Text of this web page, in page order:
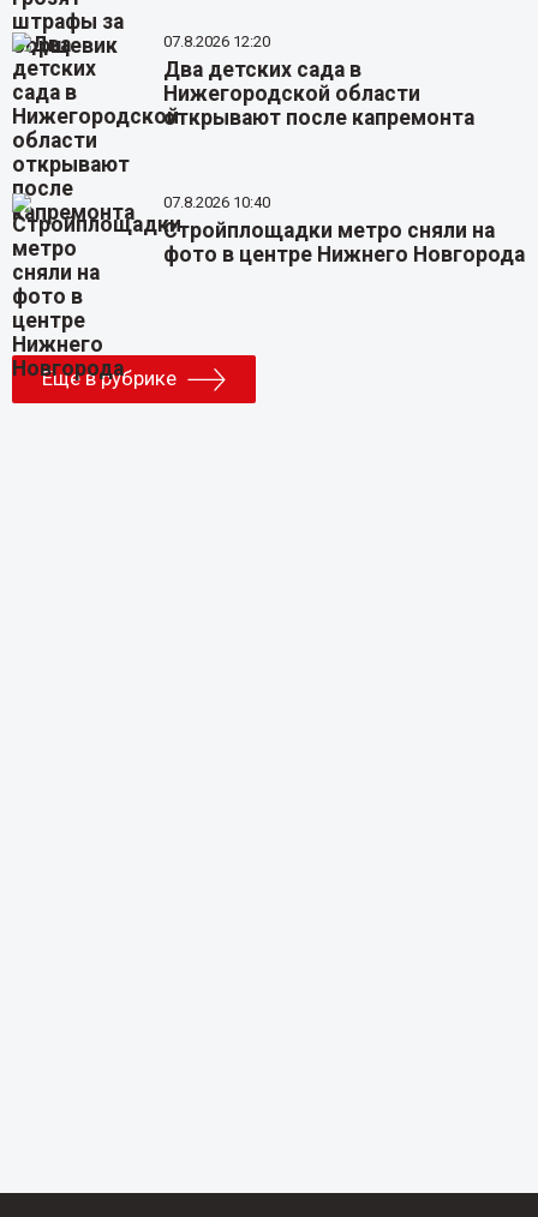
07.8.2026 12:20
Два детских сада в
Нижегородской области
открывают после капремонта
07.8.2026 10:40
Стройплощадки метро сняли на
фото в центре Нижнего Новгорода
Еще в рубрике